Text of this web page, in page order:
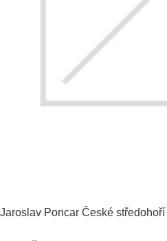
Jaroslav Poncar České středohoří